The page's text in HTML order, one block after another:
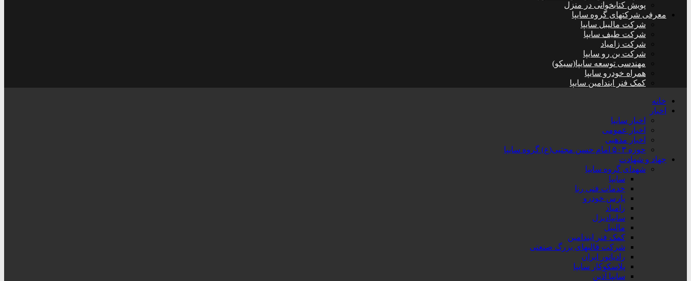
پویش کتابخوانی در منزل
معرفی شرکتهای گروه سایپا
شرکت مالیبل سایپا
شرکت طیف سایپا
شرکت زامیاد
شرکت بن رو سایپا
مهندسی توسعه سایپا(سیکو)
همراه خودرو سایپا
کمک فنر ایندامین سایپا
خانه
اخبار
اخبار سایپا
اخبار عمومی
اخبار مذهبی
حوزه ۵۰۳ امام حسن مجتبی(ع) گروه سایپا
جهاد و شهادت
شهدای گروه سایپا
سایپا
خدمات فنی رنا
پارس خودرو
زامیاد
سایپادیزل
مالیبل
کمک فنر ایندامین
شرکت قالبهای بزرگ صنعتی
رادیاتور ایران
پلاسکوکار سایپا
سایپا آذین